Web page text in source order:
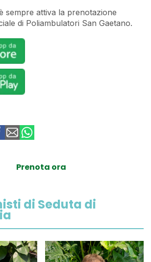
sempre attiva la prenotazione
di Poliambulatori San Gaetano.
Prenota ora
di Seduta di